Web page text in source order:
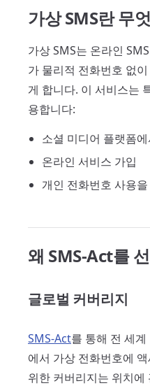
가상 SMS란 무
가상 SMS는 온라인
가 물리적 전화번호 없
게 합니다. 이 서비스는
용합니다:
소셜 미디어 플랫폼
온라인 서비스 가입
개인 전화번호 사용
왜 SMS-Act를
글로벌 커버리지
SMS-Act를 통해 전 세
에서 가상 전화번호에
위한 커버리지는 위치